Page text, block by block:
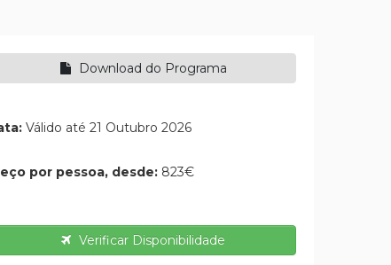
Download do Programa
Válido até 21 Outubro 2026
por pessoa, desde: 823€
Verificar Disponibilidade